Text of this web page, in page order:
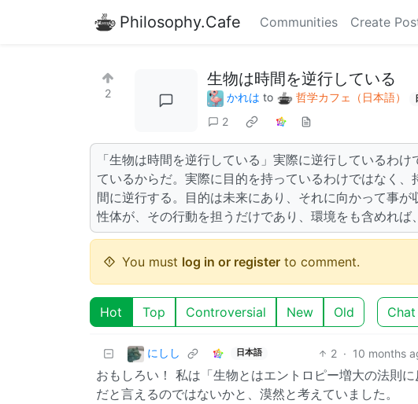
Philosophy.Cafe Communities Create
2
生物は時間を逆行している
かれは to 哲学カフェ（日本語）
2
「生物は時間を逆行している」実際に逆行しているわ
ているからだ。実際に目的を持っているわけではなく
間に逆行する。目的は未来にあり、それに向かって事
性体が、その行動を担うだけであり、環境をも含めれば
You must log in or register to comment.
Hot Top Controversial New Old Chat
にしし 日本語 2 · 10 months
おもしろい！ 私は「生物とはエントロピー増大の法則
だと言えるのではないかと、漠然と考えていました。